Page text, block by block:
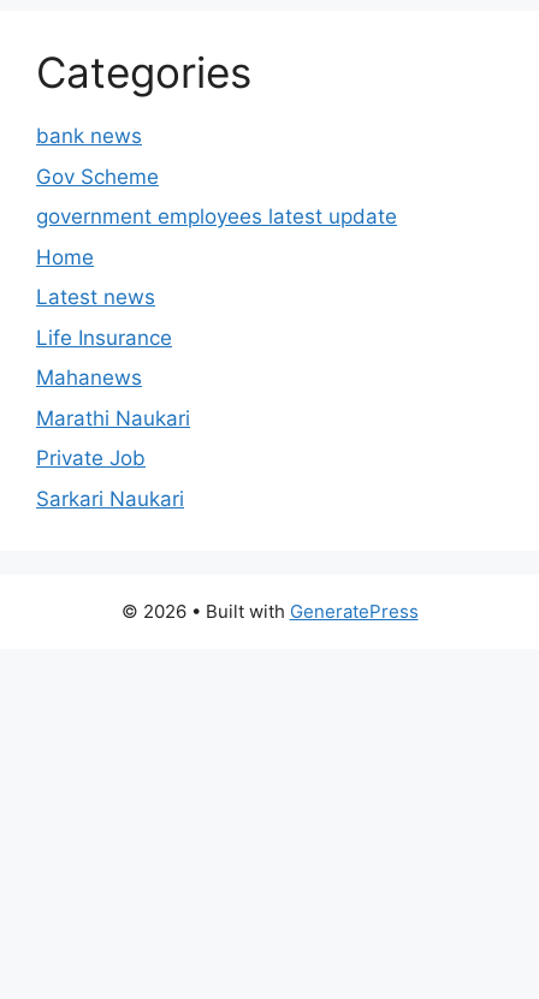
Categories
bank news
Gov Scheme
government employees latest update
Home
Latest news
Life Insurance
Mahanews
Marathi Naukari
Private Job
Sarkari Naukari
© 2026 • Built with GeneratePress